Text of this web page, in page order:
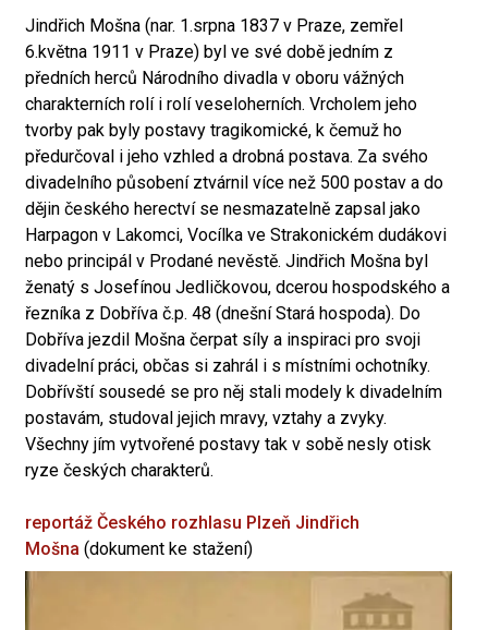
Jindřich Mošna (nar. 1.srpna 1837 v Praze, zemřel
6.května 1911 v Praze) byl ve své době jedním z
předních herců Národního divadla v oboru vážných
charakterních rolí i rolí veseloherních. Vrcholem jeho
tvorby pak byly postavy tragikomické, k čemuž ho
předurčoval i jeho vzhled a drobná postava. Za svého
divadelního působení ztvárnil více než 500 postav a do
dějin českého herectví se nesmazatelně zapsal jako
Harpagon v Lakomci, Vocílka ve Strakonickém dudákovi
nebo principál v Prodané nevěstě. Jindřich Mošna byl
ženatý s Josefínou Jedličkovou, dcerou hospodského a
řezníka z Dobříva č.p. 48 (dnešní Stará hospoda). Do
Dobříva jezdil Mošna čerpat síly a inspiraci pro svoji
divadelní práci, občas si zahrál i s místními ochotníky.
Dobřívští sousedé se pro něj stali modely k divadelním
postavám, studoval jejich mravy, vztahy a zvyky.
Všechny jím vytvořené postavy tak v sobě nesly otisk
ryze českých charakterů.
reportáž Českého rozhlasu Plzeň Jindřich
Mošna (dokument ke stažení)